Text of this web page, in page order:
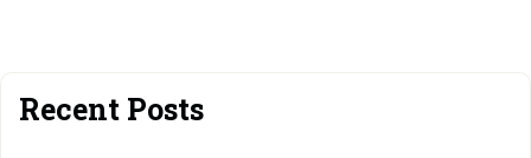
Recent Posts